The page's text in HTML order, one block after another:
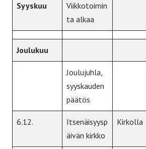
Syyskuu
Viikkotoimin
ta alkaa
Joulukuu
Joulujuhla,
syyskauden
päätös
6.12.
Itsenäisyysp
äivän kirkko
Kirkolla